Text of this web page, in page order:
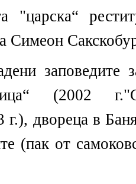
"царска“
Симеон
заповедите
(2002
г.), двореца в
(пак от